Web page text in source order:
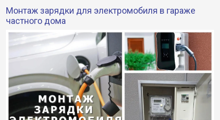
Монтаж зарядки для электромобиля в гараже
частного дома